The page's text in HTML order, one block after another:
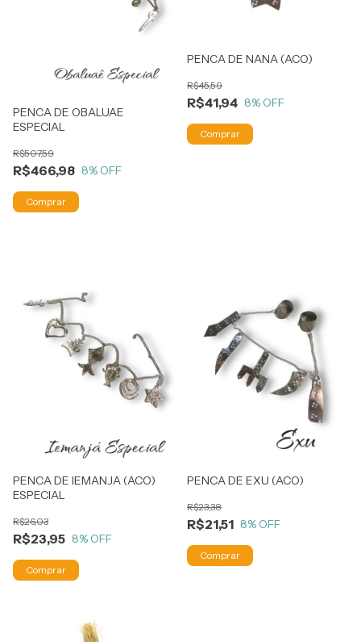
PENCA DE OBALUAE
ESPECIAL
R$466,98
R$507,59
8% OFF
PENCA DE NANA (ACO)
R$41,94
R$45,59
8% OFF
PENCA DE IEMANJA (ACO)
ESPECIAL
R$23,95
R$26,03
8% OFF
PENCA DE EXU (ACO)
R$21,51
R$23,38
8% OFF